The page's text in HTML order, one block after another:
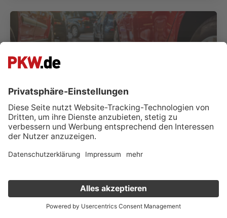
(Foto: Yakov Oskanov
City Autohaus GmbH
DE-15234 Frankfurt Oder
Fahrzeuge anzeigen (31
Kontakt & Öffnungszeiten